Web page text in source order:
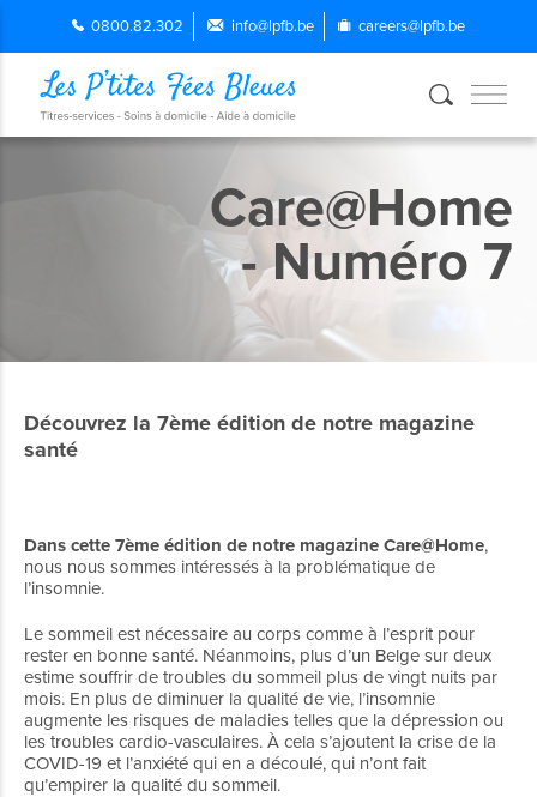
0800.82.302 info@lpfb.be careers@lpfb.be
Care@Home
- Numéro 7
Découvrez la 7ème édition de notre magazine
santé
Dans cette 7ème édition de notre magazine Care@Home,
nous nous sommes intéressés à la problématique de
l’insomnie.
Le sommeil est nécessaire au corps comme à l’esprit pour
rester en bonne santé. Néanmoins, plus d’un Belge sur deux
estime souffrir de troubles du sommeil plus de vingt nuits par
mois. En plus de diminuer la qualité de vie, l’insomnie
augmente les risques de maladies telles que la dépression ou
les troubles cardio-vasculaires. À cela s’ajoutent la crise de la
COVID-19 et l’anxiété qui en a découlé, qui n’ont fait
qu’empirer la qualité du sommeil.